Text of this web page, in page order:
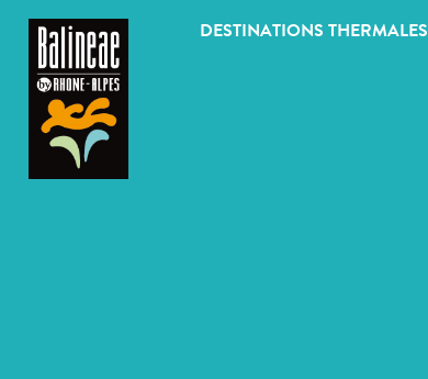
DESTINATIONS THERMALES
Panneau de gestion des cookies